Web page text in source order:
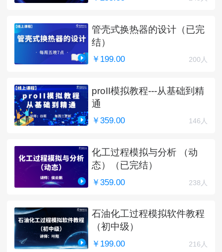
管壳式换热器的设计（已完
结）
￥199.00 200人
proII模拟教程---从基础到精
通
￥359.00 146人
化工过程模拟与分析 （动
态）（已完结）
￥359.00 238人
石油化工过程模拟软件教程
（初中级）
￥199.00 216人